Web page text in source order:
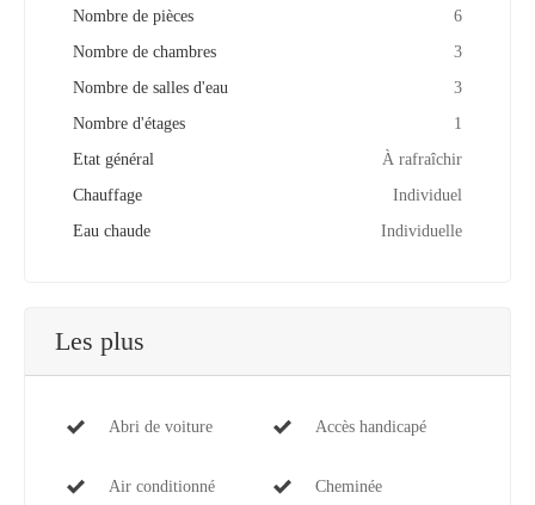
Nombre de pièces
6
Nombre de chambres
3
Nombre de salles d'eau
3
Nombre d'étages
1
Etat général
À rafraîchir
Chauffage
Individuel
Eau chaude
Individuelle
Les plus
Abri de voiture Accès handicapé
Air conditionné Cheminée